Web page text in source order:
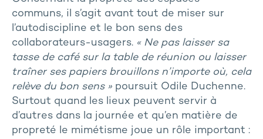
communs, il s’agit avant tout de miser sur
l’autodiscipline et le bon sens des
collaborateurs-usagers. « Ne pas laisser sa
tasse de café sur la table de réunion ou laisser
traîner ses papiers brouillons n’importe où, cela
relève du bon sens » poursuit Odile Duchenne.
Surtout quand les lieux peuvent servir à
d’autres dans la journée et qu’en matière de
propreté le mimétisme joue un rôle important :